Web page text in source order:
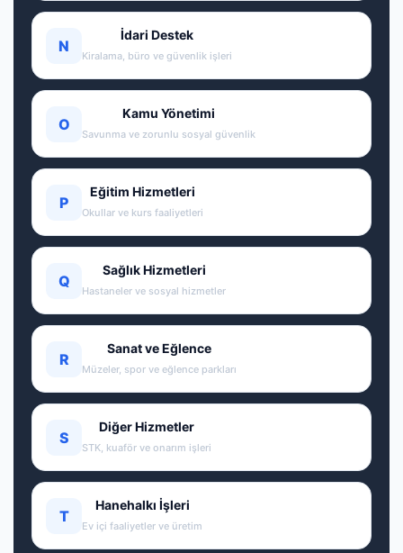
N
İdari Destek
Kiralama, büro ve güvenlik işleri
O
Kamu Yönetimi
Savunma ve zorunlu sosyal güvenlik
P
Eğitim Hizmetleri
Okullar ve kurs faaliyetleri
Q
Sağlık Hizmetleri
Hastaneler ve sosyal hizmetler
R
Sanat ve Eğlence
Müzeler, spor ve eğlence parkları
S
Diğer Hizmetler
STK, kuaför ve onarım işleri
T
Hanehalkı İşleri
Ev içi faaliyetler ve üretim